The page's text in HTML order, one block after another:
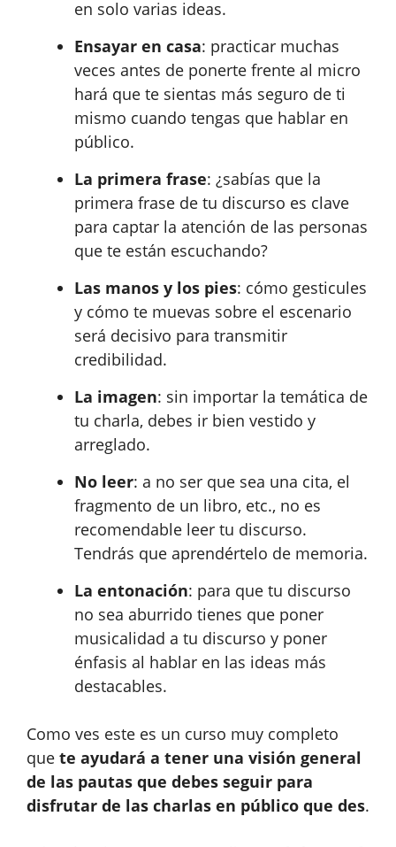
en solo varias ideas.
Ensayar en casa: practicar muchas
veces antes de ponerte frente al micro
hará que te sientas más seguro de ti
mismo cuando tengas que hablar en
público.
La primera frase: ¿sabías que la
primera frase de tu discurso es clave
para captar la atención de las personas
que te están escuchando?
Las manos y los pies: cómo gesticules
y cómo te muevas sobre el escenario
será decisivo para transmitir
credibilidad.
La imagen: sin importar la temática de
tu charla, debes ir bien vestido y
arreglado.
No leer: a no ser que sea una cita, el
fragmento de un libro, etc., no es
recomendable leer tu discurso.
Tendrás que aprendértelo de memoria.
La entonación: para que tu discurso
no sea aburrido tienes que poner
musicalidad a tu discurso y poner
énfasis al hablar en las ideas más
destacables.
Como ves este es un curso muy completo
que te ayudará a tener una visión general
de las pautas que debes seguir para
disfrutar de las charlas en público que des.